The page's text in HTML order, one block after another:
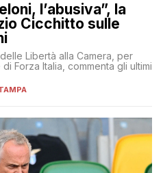
l’abusiva”, la
Cicchitto sulle
Libertà alla Camera, per
Forza Italia, commenta gli ultimi